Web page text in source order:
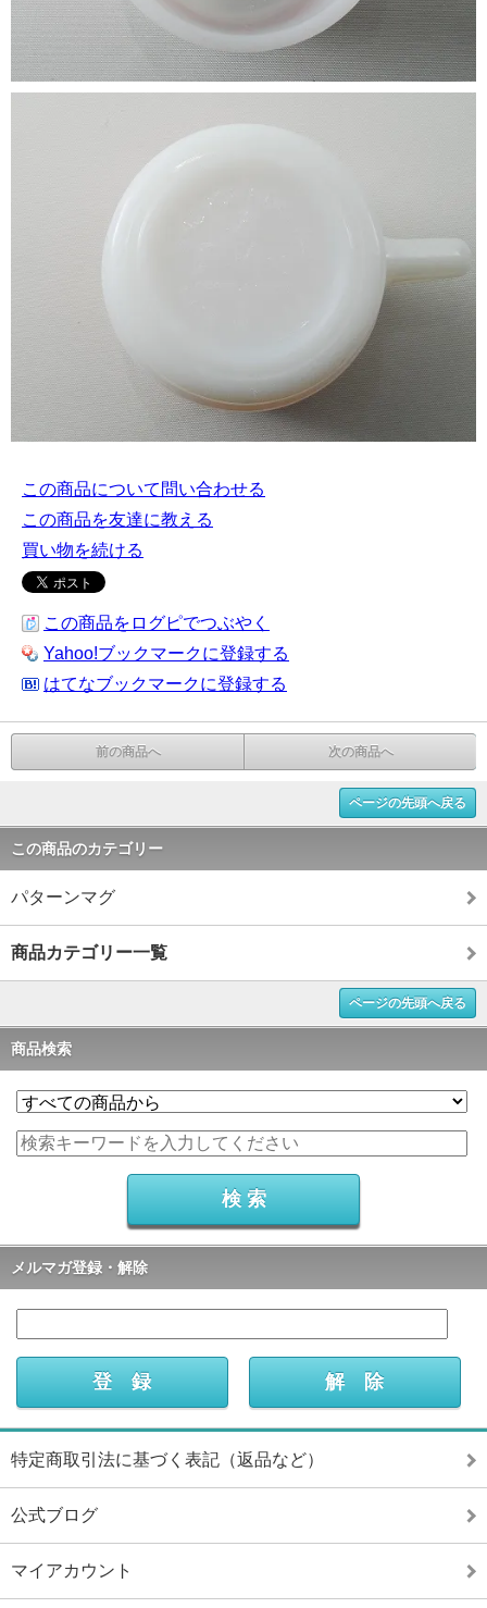
この商品について問い合わせる
この商品を友達に教える
買い物を続ける
この商品をログピでつぶやく
Yahoo!ブックマークに登録する
はてなブックマークに登録する
前の商品へ 次の商品へ
ページの先頭へ戻る
この商品のカテゴリー
パターンマグ
商品カテゴリー一覧
ページの先頭へ戻る
商品検索
メルマガ登録・解除
特定商取引法に基づく表記（返品など）
公式ブログ
マイアカウント